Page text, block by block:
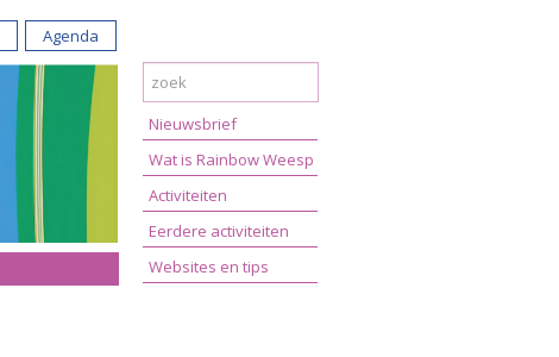
Agenda
Nieuwsbrief
Wat is Rainbow Weesp
Activiteiten
Eerdere activiteiten
Websites en tips